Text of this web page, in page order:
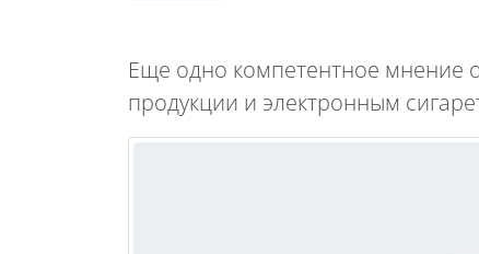
Еще одно компетентное мнение
продукции и электронным